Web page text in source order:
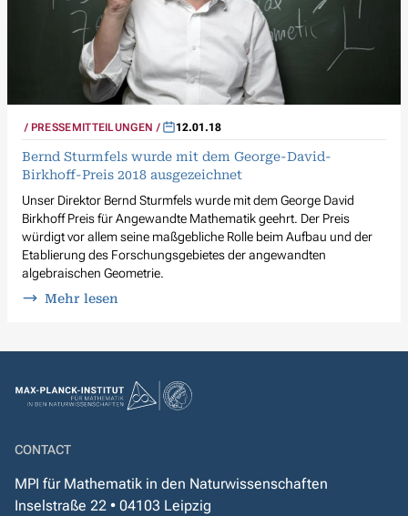
PRESSEMITTEILUNGEN 12.01.18
Bernd Sturmfels wurde mit dem George-David-
Birkhoff-Preis 2018 ausgezeichnet
Unser Direktor Bernd Sturmfels wurde mit dem George David
Birkhoff Preis für Angewandte Mathematik geehrt. Der Preis
würdigt vor allem seine maßgebliche Rolle beim Aufbau und der
Etablierung des Forschungsgebietes der angewandten
algebraischen Geometrie.
Mehr lesen
CONTACT
MPI für Mathematik in den Naturwissenschaften
Inselstraße 22 • 04103 Leipzig